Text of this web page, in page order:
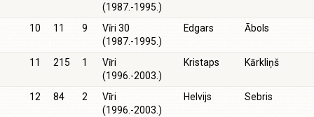
(1987.-1995.)
10 11 9
Vīri 30
(1987.-1995.)
Edgars Ābols
11 215 1
Vīri
(1996.-2003.)
Kristaps Kārkliņš
12 84 2
Vīri
(1996.-2003.)
Helvijs Sebris